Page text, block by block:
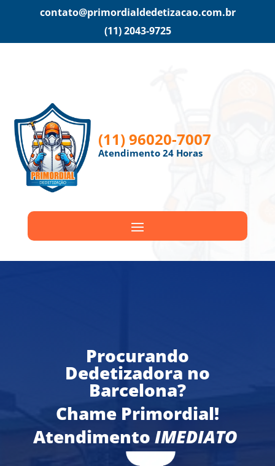
contato@primordialdedetizacao.com.br
(11) 2043-9725
(11) 96020-7007
Atendimento 24 Horas
Procurando
Dedetizadora no
Barcelona?
Chame Primordial!
Atendimento IMEDIATO